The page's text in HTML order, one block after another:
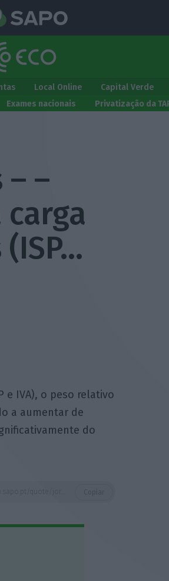
Local Online Capital Verde
Exames nacionais Privatização da
– –
e IVA), o peso relativo
a aumentar de
do